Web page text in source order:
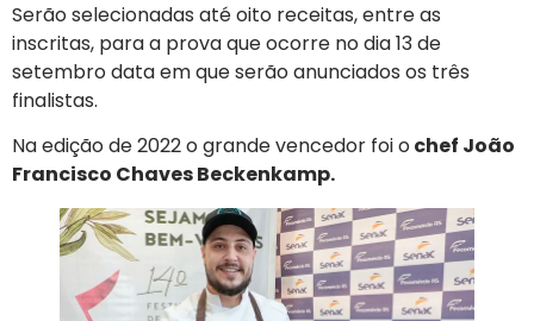
Serão selecionadas até oito receitas, entre as
inscritas, para a prova que ocorre no dia 13 de
setembro data em que serão anunciados os três
finalistas.
Na edição de 2022 o grande vencedor foi ochef João
Francisco Chaves Beckenkamp.